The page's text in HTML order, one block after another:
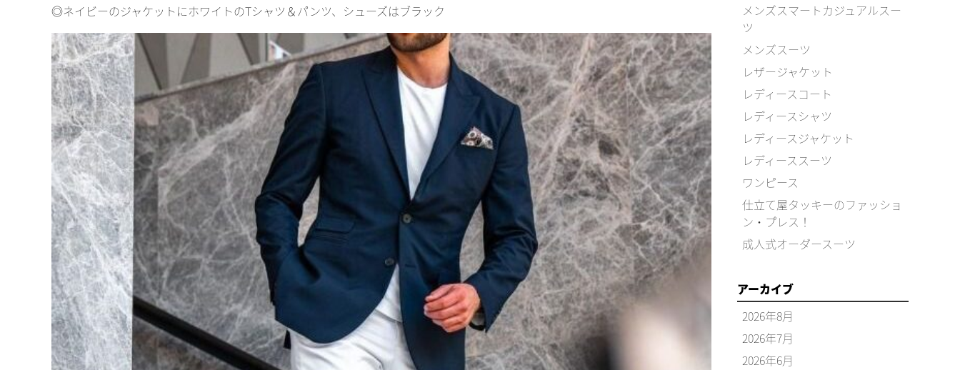
◎ネイビーのジャケットにホワイトのTシャツ＆パンツ、シューズはブラック
メンズスマートカジュアルスー
ツ
メンズスーツ
レザージャケット
レディースコート
レディースシャツ
レディースジャケット
レディーススーツ
ワンピース
仕立て屋タッキーのファッショ
ン・プレス！
成人式オーダースーツ
アーカイブ
2026年8月
2026年7月
2026年6月